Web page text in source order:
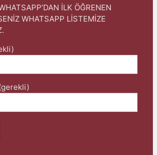
İLK ÖĞRENEN
WHATSAPP LİSTEMİZE